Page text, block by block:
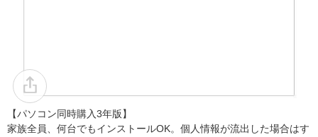
【パソコン同時購入3年版】
家族全員、何台でもインストールOK。個人情報が流出した場合はす